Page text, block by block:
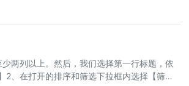
两列以上。然后，我们选择第一行标题，依
2、在打开的排序和筛选下拉框内选择【筛